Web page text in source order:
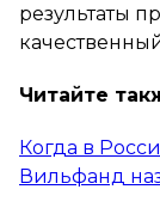
результаты
Читайте
Когда в
Вильфанд